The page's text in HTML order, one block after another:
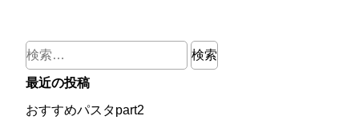
検
索:
最近の投稿
おすすめパスタpart2